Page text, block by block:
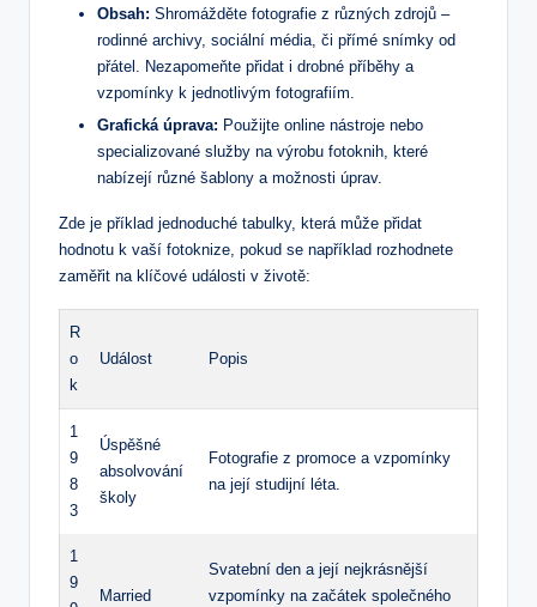
Obsah: Shromážděte fotografie z různých zdrojů –
rodinné archivy, sociální média, či přímé snímky od
přátel. Nezapomeňte přidat i drobné příběhy a
vzpomínky k jednotlivým fotografiím.
Grafická úprava: Použijte online nástroje nebo
specializované služby na výrobu fotoknih, které
nabízejí různé šablony a možnosti úprav.
Zde je příklad jednoduché tabulky, která může přidat
hodnotu k vaší fotoknize, pokud se například rozhodnete
zaměřit na klíčové události v životě:
R
o
k
Událost Popis
1
9
8
3
Úspěšné
absolvování
školy
Fotografie z promoce a vzpomínky
na její studijní léta.
1
9
Married
Svatební den a její nejkrásnější
vzpomínky na začátek společného